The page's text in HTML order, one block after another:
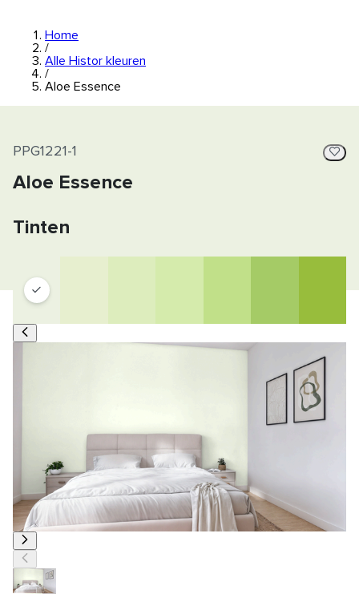
Home
/
Alle Histor kleuren
/
Aloe Essence
PPG1221-1
Aloe Essence
Tinten